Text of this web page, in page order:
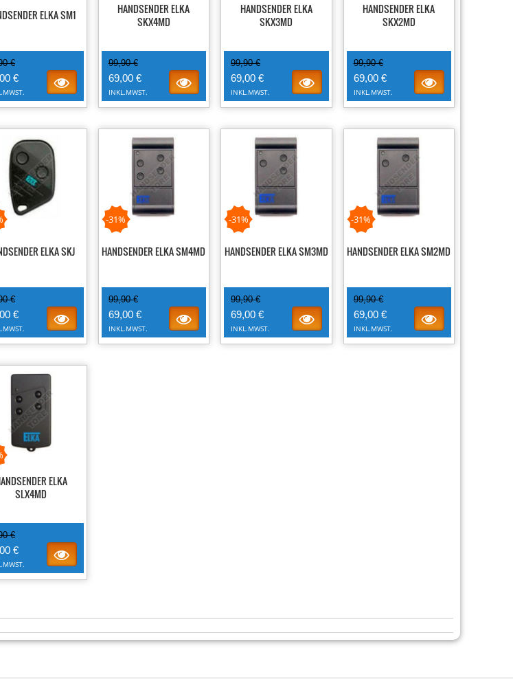
ELKA SM1
€
€
HANDSENDER ELKA
SKX4MD
99,90 €
69,00 €
INKL.MWST.
HANDSENDER ELKA
SKX3MD
99,90 €
69,00 €
INKL.MWST.
HANDSENDER ELKA
SKX2MD
99,90 €
69,00 €
INKL.MWST.
ELKA SKJ
€
€
-31%
HANDSENDER ELKA SM4MD
99,90 €
69,00 €
INKL.MWST.
-31%
HANDSENDER ELKA SM3MD
99,90 €
69,00 €
INKL.MWST.
-31%
HANDSENDER ELKA SM2MD
99,90 €
69,00 €
INKL.MWST.
ELKA
SLX4MD
€
€